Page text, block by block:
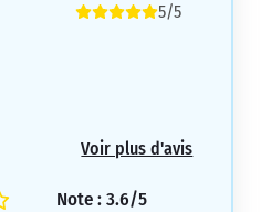
5/5
Voir plus d'avis
Note : 3.6/5